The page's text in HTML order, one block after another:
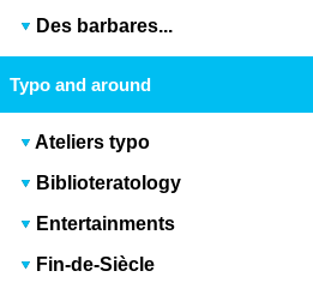
Des barbares...
Typo and around
Ateliers typo
Biblioteratology
Entertainments
Fin-de-Siècle